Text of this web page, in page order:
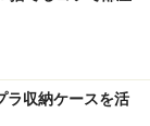
ラ収納ケースを活